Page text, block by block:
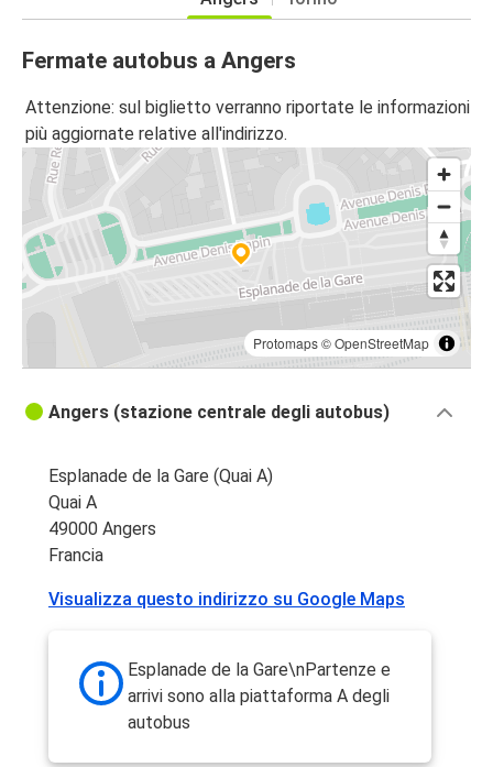
Fermate autobus a Angers
Attenzione: sul biglietto verranno riportate le informazioni
più aggiornate relative all'indirizzo.
Protomaps©OpenStreetMap
Angers (stazione centrale degli autobus)
Esplanade de la Gare (Quai A)
Quai A
49000 Angers
Francia
Visualizza questo indirizzo su Google Maps
Esplanade de la Gare\nPartenze e
arrivi sono alla piattaforma A degli
autobus